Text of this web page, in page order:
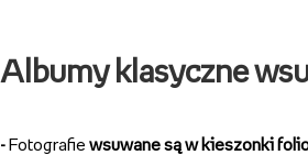
Albumy klasyczne
-Fotografie wsuwane są w kieszonki